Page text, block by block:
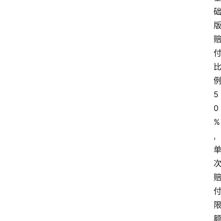
础
版
赔
付
比
例
5
0
%
,
单
次
赔
付
限
额